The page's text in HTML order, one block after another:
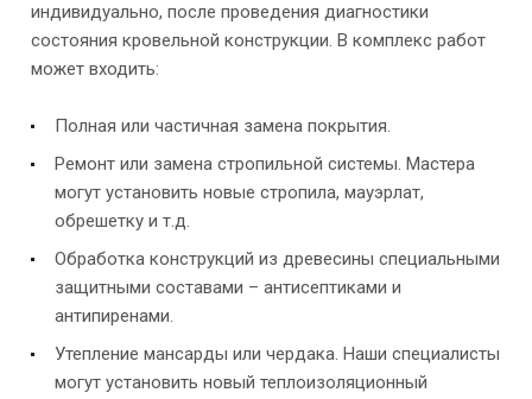
индивидуально, после проведения диагностики
состояния кровельной конструкции. В комплекс работ
может входить:
Полная или частичная замена покрытия.
Ремонт или замена стропильной системы. Мастера
могут установить новые стропила, мауэрлат,
обрешетку и т.д.
Обработка конструкций из древесины специальными
защитными составами – антисептиками и
антипиренами.
Утепление мансарды или чердака. Наши специалисты
могут установить новый теплоизоляционный